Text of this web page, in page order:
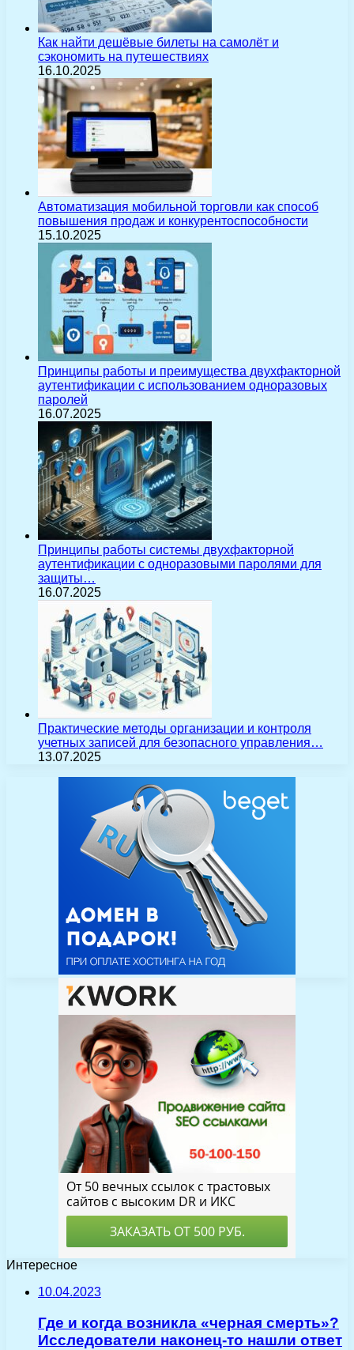
Как найти дешёвые билеты на самолёт и
сэкономить на путешествиях
16.10.2025
Автоматизация мобильной торговли как способ
повышения продаж и конкурентоспособности
15.10.2025
Принципы работы и преимущества двухфакторной
аутентификации с использованием одноразовых
паролей
16.07.2025
Принципы работы системы двухфакторной
аутентификации с одноразовыми паролями для
защиты…
16.07.2025
Практические методы организации и контроля
учетных записей для безопасного управления…
13.07.2025
Интересное
10.04.2023
Где и когда возникла «черная смерть»?
Исследователи наконец-то нашли ответ